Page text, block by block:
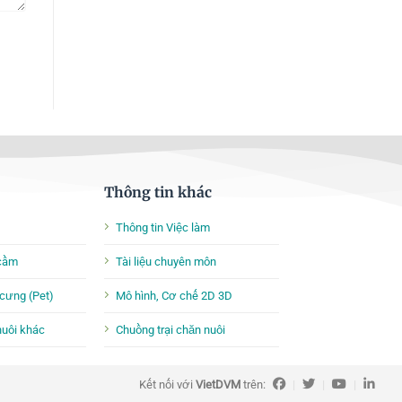
(Pet)
khác
Thông tin khác
Thông tin Việc làm
Tài liệu chuyên môn
Mô hình, Cơ chế 2D 3D
Chuồng trại chăn nuôi
Kết nối với VietDVM trên: